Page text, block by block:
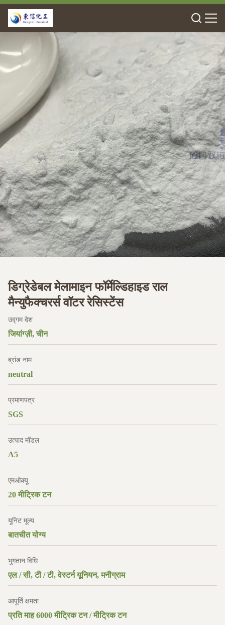
डिग्रेडेबल मेलामाइन फॉर्मेल्डिहाइड राल
मैन्युफैक्चरर्स वॉटर रेसिस्टेंस
उद्गम देश
जियांग्ज़ी, चीन
ब्रांड नाम
neutral
प्रमाणपत्र
SGS
उत्पाद मॉडल
A5
एमओक्यू
20 मीट्रिक टन
यूनिट मूल्य
बातचीत योग्य
भुगतान विधि
एल / सी, टी / टी, वेस्टर्न यूनियन, मनीग्राम
आपूर्ति क्षमता
प्रति माह 6000 मीट्रिक टन / मीट्रिक टन